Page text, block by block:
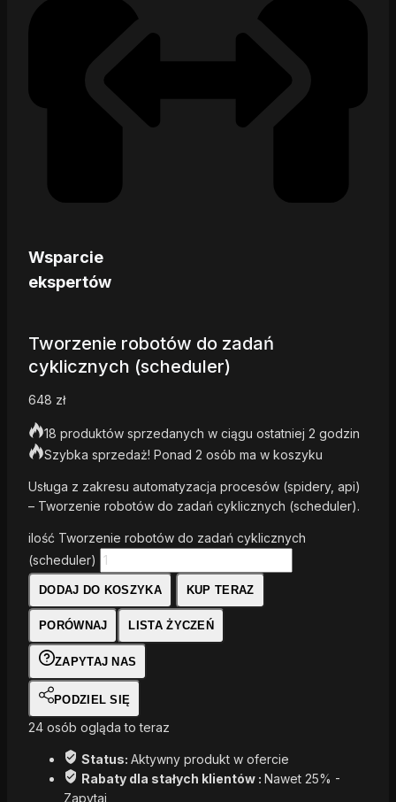
Wsparcie
ekspertów
Tworzenie robotów do zadań
cyklicznych (scheduler)
648 zł
18 produktów sprzedanych w ciągu ostatniej 2 godzin
Szybka sprzedaż! Ponad 2 osób ma w koszyku
Usługa z zakresu automatyzacja procesów (spidery, api)
– Tworzenie robotów do zadań cyklicznych (scheduler).
ilość Tworzenie robotów do zadań cyklicznych
(scheduler)
DODAJ DO KOSZYKA KUP TERAZ
PORÓWNAJ LISTA ŻYCZEŃ
ZAPYTAJ NAS
PODZIEL SIĘ
24 osób ogląda to teraz
Status: Aktywny produkt w ofercie
Rabaty dla stałych klientów : Nawet 25% -
Zapytaj